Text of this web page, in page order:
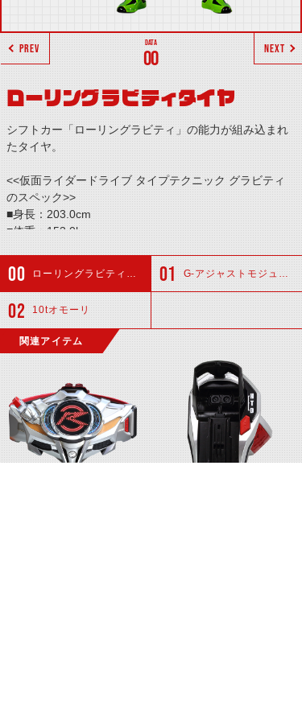
00
PREV NEXT
ローリングラビティタイヤ
シフトカー「ローリングラビティ」の能力が組み込まれ
たタイヤ。
<<仮面ライダードライブ タイプテクニック グラビティ
のスペック>>
■身長：203.0cm
■体重：153.0kg
■キック力：15.5t
■ジャンプ力：15.3m(ひと跳び)
■必殺技：インパクト10[テン]
ローリングラビティタイヤ G-アジャストモジュール
10tオモーリ
関連アイテム